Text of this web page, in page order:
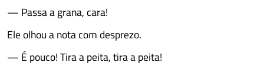
— Passa a grana, cara!
Ele olhou a nota com desprezo.
— É pouco! Tira a peita, tira a peita!